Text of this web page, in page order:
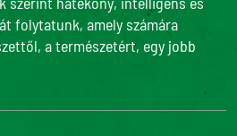
folytatunk, amely számára
a természetért, egy jobb